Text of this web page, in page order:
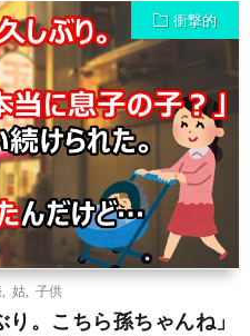
衝撃的
姑 子供
り。こちら孫ちゃんね」